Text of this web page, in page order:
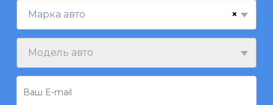
×
Марка авто
Модель авто